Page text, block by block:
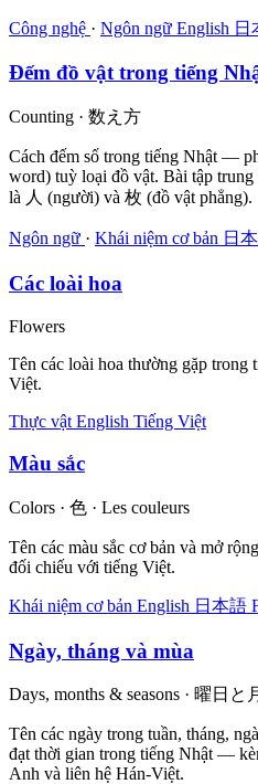
Công nghệ · Ngôn ngữ English 日
Đếm đồ vật trong tiếng
Counting · 数え方
Cách đếm số trong tiếng Nhật —
word) tuỳ loại đồ vật. Bài tập
là 人 (người) và 枚 (đồ vật phẳng).
Ngôn ngữ · Khái niệm cơ bản 日
Các loài hoa
Flowers
Tên các loài hoa thường gặp
Việt.
Thực vật English Tiếng Việt
Màu sắc
Colors · 色 · Les couleurs
Tên các màu sắc cơ bản và mở
đối chiếu với tiếng Việt.
Khái niệm cơ bản English 日本語
Ngày, tháng và mùa
Days, months & seasons · 曜日と
Tên các ngày trong tuần, tháng,
đạt thời gian trong tiếng Nhật —
Anh và liên hệ Hán-Việt.